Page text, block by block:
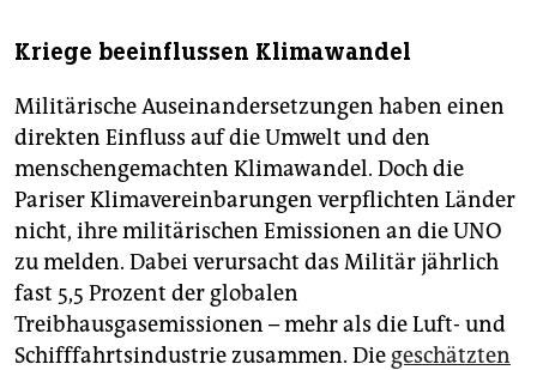
Kriege beeinflussen Klimawandel
Militärische Auseinandersetzungen haben einen
direkten Einfluss auf die Umwelt und den
menschengemachten Klimawandel. Doch die
Pariser Klimavereinbarungen verpflichten Länder
nicht, ihre militärischen Emissionen an die UNO
zu melden. Dabei verursacht das Militär jährlich
fast 5,5 Prozent der globalen
Treibhausgasemissionen – mehr als die Luft- und
Schifffahrtsindustrie zusammen. Die geschätzten